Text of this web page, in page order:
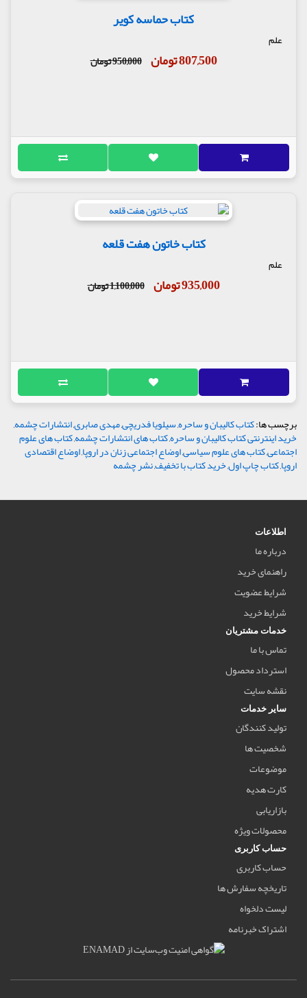
کتاب حماسه کویر
علم
807,500 تومان 950,000 تومان
کتاب خاتون هفت قلعه
علم
935,000 تومان 1,100,000 تومان
برچسب ها:کتاب کالیبان و ساحره,سیلویا فدریچی,مهدی صابری,انتشارات چشمه,
خرید اینترنتی کتاب کالیبان و ساحره,کتاب های انتشارات چشمه,کتاب های علوم
اجتماعی,کتاب های علوم سیاسی,اوضاع اجتماعی زنان در اروپا,اوضاع اقتصادی
اروپا,کتاب چاپ اول,خرید کتاب با تخفیف,نشر چشمه
اطلاعات
درباره ما
راهنمای خرید
شرایط عضویت
شرایط خرید
خدمات مشتریان
تماس با ما
استرداد محصول
نقشه سایت
سایر خدمات
تولید کنندگان
شخصیت ها
موضوعات
کارت هدیه
بازاریابی
محصولات ویژه
حساب کاربری
حساب کاربری
تاریخچه سفارش ها
لیست دلخواه
اشتراک خبرنامه